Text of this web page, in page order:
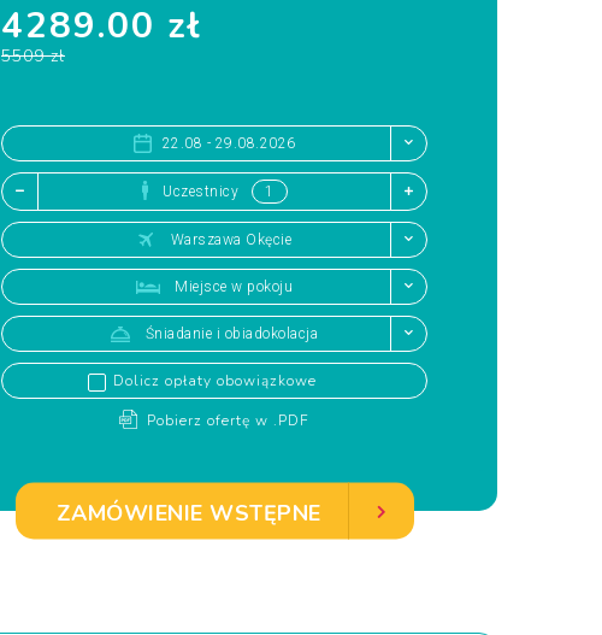
4289.00 zł
5509 zł
22.08 - 29.08.2026
Uczestnicy
Warszawa Okęcie
Miejsce w pokoju
Śniadanie i obiadokolacja
Dolicz opłaty obowiązkowe
Pobierz ofertę w .PDF
ZAMÓWIENIE WSTĘPNE